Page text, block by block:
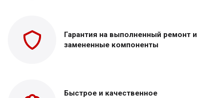
Гарантия на выполненный ремонт и
замененные компоненты
Быстрое и качественное